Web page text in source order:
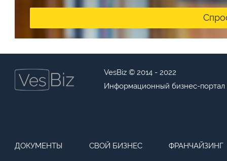
VesBiz © 2014 - 2022
Информационный бизнес-портал
ДОКУМЕНТЫ СВОЙ БИЗНЕС ФРАНЧАЙЗИНГ